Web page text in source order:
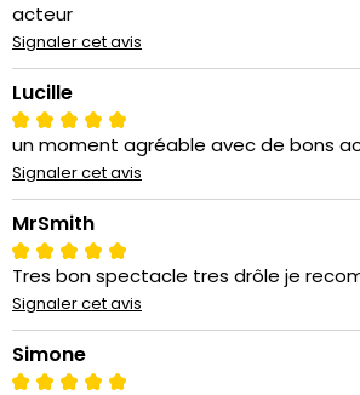
acteur
Signaler cet avis
Lucille
un moment agréable avec de bons
Signaler cet avis
MrSmith
Tres bon spectacle tres drôle je
Signaler cet avis
Simone